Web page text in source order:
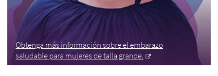
Obtenga más información sobre el embarazo
saludable para mujeres de talla grande.